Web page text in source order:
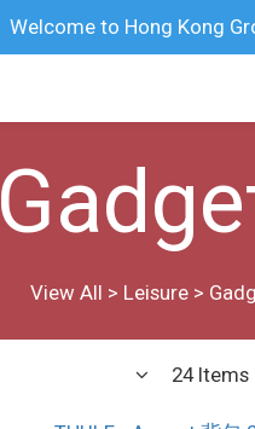
Welcome to Hong Kong
View All > Leisure>
24 Items